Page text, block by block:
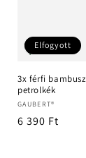
Elfogyott
3x férfi
petrolkék
Forgalmazó:
GAUBERT®
Normál
6 390 Ft